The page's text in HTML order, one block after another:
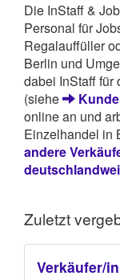
Die InStaff &
Personal für
Regalauffüller
Berlin und
dabei InStaff für
(siehe
online an und
Einzelhandel in
andere
Zuletzt